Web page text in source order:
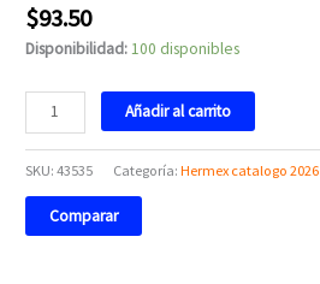
$93.50
Disponibilidad:100 disponibles
Añadir al carrito
SKU:43535 Categoría:Hermex catalogo 2026
Comparar